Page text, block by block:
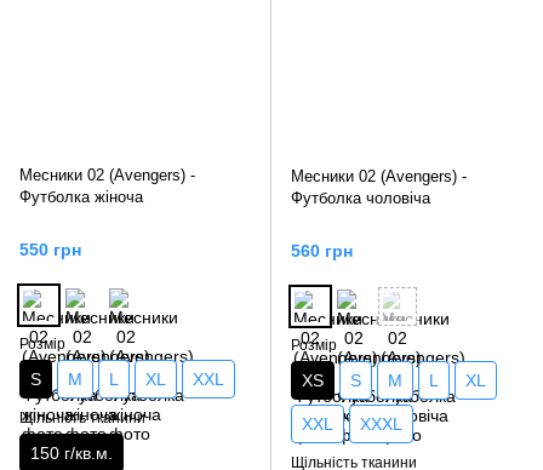
Месники 02 (Avengers) -
Футболка жіноча
550 грн
Розмір
S M L XL XXL
Щільність тканини
150 г/кв.м.
Месники 02 (Avengers) -
Футболка чоловіча
560 грн
Розмір
XS S M L XL
XXL XXXL
Щільність тканини